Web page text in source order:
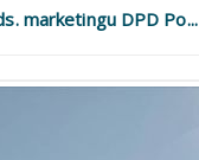
marketingu DPD Po...